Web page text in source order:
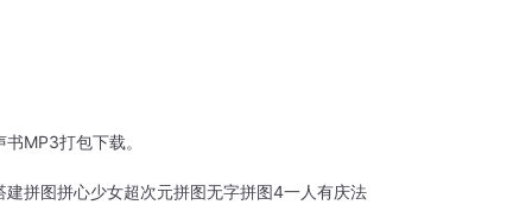
MP3打包下载。
建拼图拼心少女超次元拼图无字拼图4一人有庆法